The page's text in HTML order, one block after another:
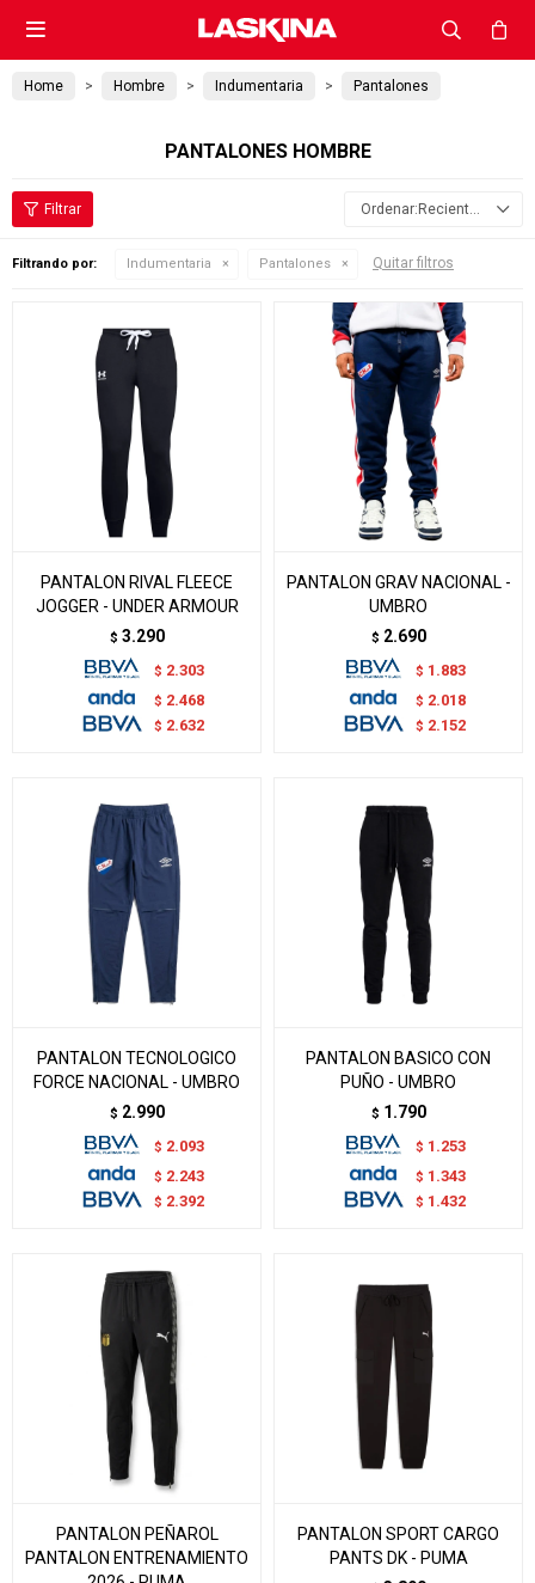

Home Hombre Indumentaria Pantalones
PANTALONES HOMBRE
Recientes
Filtrando por: Indumentaria Pantalones Quitar filtros
PANTALON RIVAL FLEECE
JOGGER - UNDER ARMOUR
$ 3.290
$ 2.303
$ 2.468
$ 2.632
PANTALON GRAV NACIONAL -
UMBRO
$ 2.690
$ 1.883
$ 2.018
$ 2.152
PANTALON TECNOLOGICO
FORCE NACIONAL - UMBRO
$ 2.990
$ 2.093
$ 2.243
$ 2.392
PANTALON BASICO CON
PUÑO - UMBRO
$ 1.790
$ 1.253
$ 1.343
$ 1.432
PANTALON PEÑAROL
PANTALON ENTRENAMIENTO
PANTALON SPORT CARGO
PANTS DK - PUMA